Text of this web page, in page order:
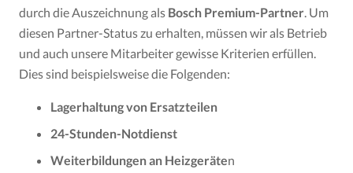
durch die Auszeichnung als Bosch Premium-Partner. Um
diesen Partner-Status zu erhalten, müssen wir als Betrieb
und auch unsere Mitarbeiter gewisse Kriterien erfüllen.
Dies sind beispielsweise die Folgenden:
Lagerhaltung von Ersatzteilen
24-Stunden-Notdienst
Weiterbildungen an Heizgeräten